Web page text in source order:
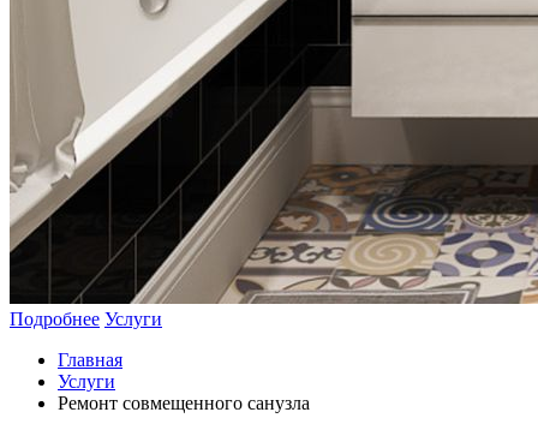
Подробнее Услуги
Главная
Услуги
Ремонт совмещенного санузла